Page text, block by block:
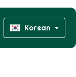
Korean